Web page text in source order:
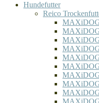
Hundefutter
Reico